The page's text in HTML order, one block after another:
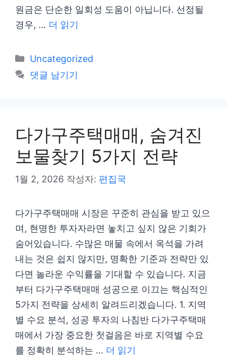
원금은 단순한 일회성 도움이 아닙니다. 선정될
경우, … 더 읽기
카
테
Uncategorized
댓글 남기기
다가구주택매매, 숨겨진
보물찾기 5가지 전략
1월 2, 2026 작성자: 편집국
다가구주택매매 시장은 꾸준히 관심을 받고 있으
며, 현명한 투자자라면 놓치고 싶지 않은 기회가
숨어있습니다. 수많은 매물 속에서 옥석을 가려
내는 것은 쉽지 않지만, 명확한 기준과 전략만 있
다면 놀라운 수익률을 기대할 수 있습니다. 지금
부터 다가구주택매매 성공으로 이끄는 핵심적인
5가지 전략을 상세히 알려드리겠습니다. 1. 지역
별 수요 분석, 성공 투자의 나침반 다가구주택매
매에서 가장 중요한 첫걸음은 바로 지역별 수요
를 정확히 분석하는 … 더 읽기